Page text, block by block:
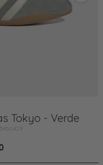
Tokyo - Verde